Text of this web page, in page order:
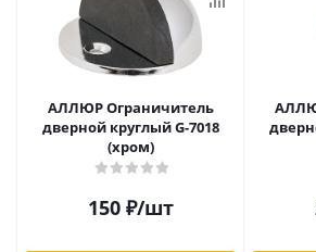
АЛЛЮР Ограничитель
дверной круглый G-7018
(хром)
150₽/шт